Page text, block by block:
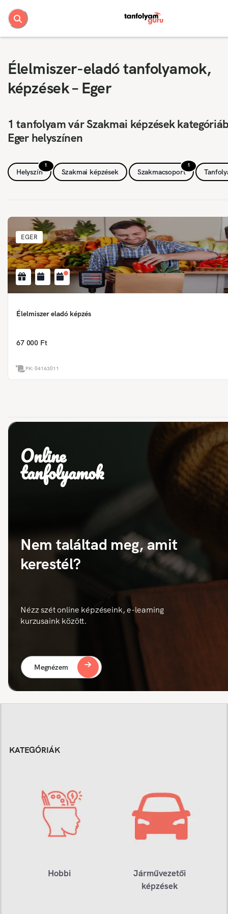
Élelmiszer-eladó tanfolyamok,
képzések – Eger
1 tanfolyam vár Szakmai képzések
Eger helyszínen
1
Helyszín Szakmai képzések
1
Szakmacsoport
EGER
Élelmiszer eladó képzés
67 000 Ft
PK:04163011
Online
tanfolyamok
Nem találtad meg, amit
kerestél?
Nézz szét online képzéseink, e-learning
kurzusaink között.
Megnézem
KATEGÓRIÁK
Hobbi
Járművezetői
képzések